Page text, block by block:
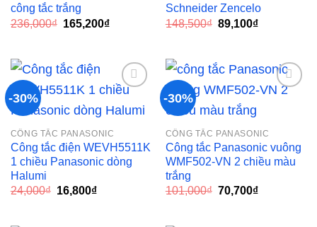
công tắc trắng
236,000₫ Giá
165,200₫Giá
165,200₫.
Schneider Zencelo
148,500₫ Giá
89,100₫Giá
89,100₫.
-30%
CÔNG TẮC PANASONIC
Công tắc điện WEVH5511K
1 chiều Panasonic dòng
Halumi
24,000₫ Giá
16,800₫Giá
-30%
CÔNG TẮC PANASONIC
Công tắc Panasonic vuông
WMF502-VN 2 chiều màu
trắng
101,000₫ Giá
70,700₫Giá